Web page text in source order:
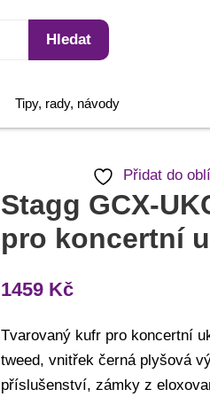
Hledat
Tipy, rady, návody
Přidat do
Stagg GCX-
pro koncertní
1459 Kč
Tvarovaný kufr pro koncertní
tweed, vnitřek černá plyšová
příslušenství, zámky z